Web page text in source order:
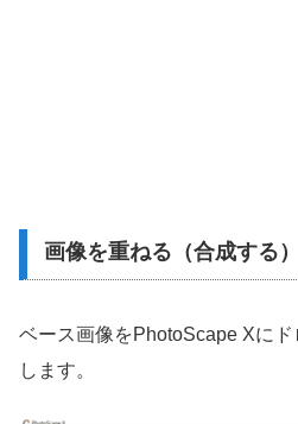
画像を重ねる（合成する）
ベース画像をPhotoScape Xに
します。